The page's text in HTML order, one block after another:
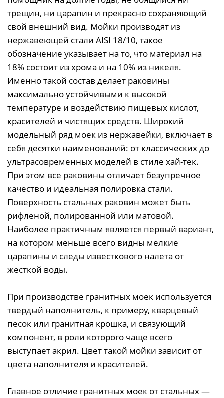
трещин, ни царапин и прекрасно сохраняющий
свой внешний вид. Мойки производят из
нержавеющей стали AISI 18/10, такое
обозначение указывает на то, что материал на
18% состоит из хрома и на 10% из никеля.
Именно такой состав делает раковины
максимально устойчивыми к высокой
температуре и воздействию пищевых кислот,
красителей и чистящих средств. Широкий
модельный ряд моек из нержавейки, включает в
себя десятки наименований: от классических до
ультрасовременных моделей в стиле хай-тек.
При этом все раковины отличает безупречное
качество и идеальная полировка стали.
Поверхность стальных раковин может быть
рифленой, полированной или матовой.
Наиболее практичным является первый вариант,
на котором меньше всего видны мелкие
царапины и следы известкового налета от
жесткой воды.
При производстве гранитных моек используется
твердый наполнитель, к примеру, кварцевый
песок или гранитная крошка, и связующий
компонент, в роли которого чаще всего
выступает акрил. Цвет такой мойки зависит от
цвета наполнителя и красителей.
Главное отличие гранитных моек от стальных —